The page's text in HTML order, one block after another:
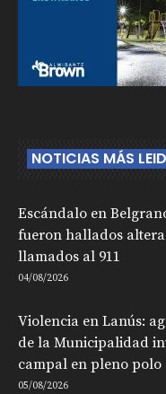
NOTICIAS MÁS
Escándalo en
fueron hallados
llamados al 911
04/08/2026
Violencia en Lanús:
de la Municipalidad
campal en pleno polo
05/08/2026